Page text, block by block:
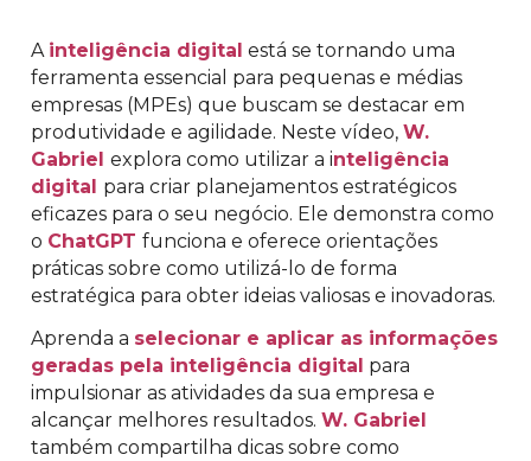
A inteligência digital está se tornando uma
ferramenta essencial para pequenas e médias
empresas (MPEs) que buscam se destacar em
produtividade e agilidade. Neste vídeo, W.
Gabriel explora como utilizar a inteligência
digital para criar planejamentos estratégicos
eficazes para o seu negócio. Ele demonstra como
o ChatGPT funciona e oferece orientações
práticas sobre como utilizá-lo de forma
estratégica para obter ideias valiosas e inovadoras.
Aprenda a selecionar e aplicar as informações
geradas pela inteligência digital para
impulsionar as atividades da sua empresa e
alcançar melhores resultados. W. Gabriel
também compartilha dicas sobre como